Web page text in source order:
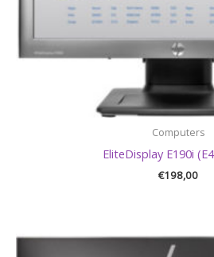
Computers
EliteDisplay E190i
€198,00